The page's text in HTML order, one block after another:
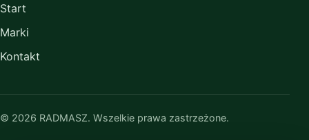
Start
Marki
Kontakt
© 2026 RADMASZ. Wszelkie prawa zastrzeżone.